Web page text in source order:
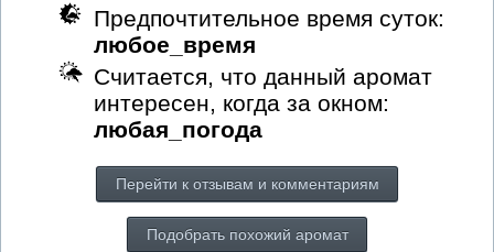
Предпочтительное время суток:
любое_время
Считается, что данный аромат
интересен, когда за окном:
любая_погода
Перейти к отзывам и комментариям
Подобрать похожий аромат